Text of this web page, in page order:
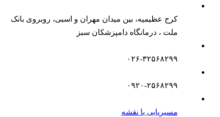
کرج عظیمیه، بین میدان مهران و اسبی، روبروی بانک
ملت ، درمانگاه دامپزشکان سبز
۰۲۶-۳۲۵۶۸۲۹۹
۰۹۲۰-۲۵۶۸۲۹۹
مسیریابی با نقشه